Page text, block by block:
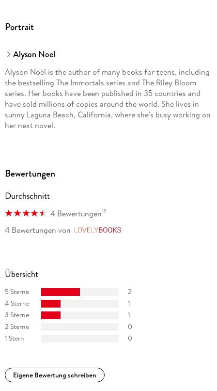
Portrait
Alyson Noel
Alyson Noël is the author of many books for teens, including
the bestselling The Immortals series and The Riley Bloom
series. Her books have been published in 35 countries and
have sold millions of copies around the world. She lives in
sunny Laguna Beach, California, where she's busy working on
her next novel.
Bewertungen
Durchschnitt
4 Bewertungen15
4 Bewertungen von
Übersicht
5 Sterne
2
4 Sterne
1
3 Sterne
1
2 Sterne
0
1 Stern
0
Eigene Bewertung schreiben